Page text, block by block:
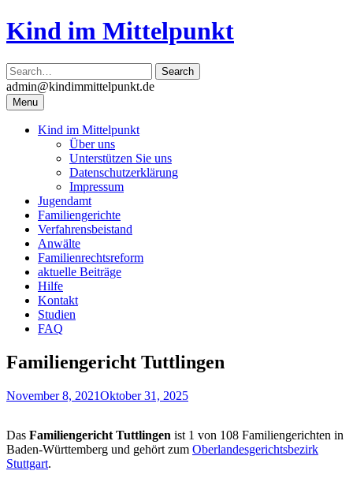
Skip
to
Kind im Mittelpunkt
admin@kindimmittelpunkt.de
Menu
Kind im Mittelpunkt
Über uns
Unterstützen Sie uns
Datenschutzerklärung
Impressum
Jugendamt
Familiengerichte
Verfahrensbeistand
Anwälte
Familienrechtsreform
aktuelle Beiträge
Hilfe
Kontakt
Studien
FAQ
Familiengericht Tuttlingen
November 8, 2021Oktober 31, 2025
Das Familiengericht Tuttlingen ist 1 von 108 Familiengerichten in
Baden-Württemberg und gehört zum Oberlandesgerichtsbezirk
Stuttgart.